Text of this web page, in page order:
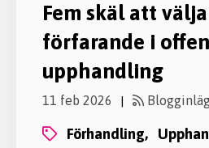
Fem skäl att
förfarande i
upphandling
11 feb 2026 |
förhandling,